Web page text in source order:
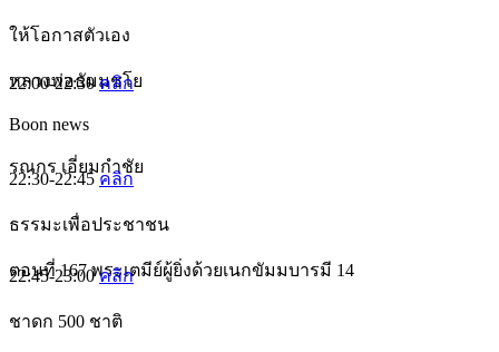
ให้โอกาสตัวเอง
หลวงพ่อธัมมชโย
22:00-22:30คลิก
Boon news
รณกร เอี่ยมกำชัย
22:30-22:45คลิก
ธรรมะเพื่อประชาชน
ตอนที่ 167 พระเตมีย์ผู้ยิ่งด้วยเนกขัมมบารมี 14
22:45-23:00คลิก
ชาดก 500 ชาติ